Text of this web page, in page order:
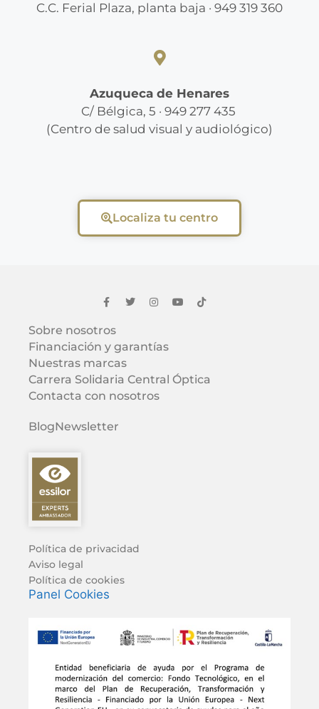
C.C. Ferial Plaza, planta baja · 949 319 360
Azuqueca de Henares
C/ Bélgica, 5 · 949 277 435
(Centro de salud visual y audiológico)
Localiza tu centro
Sobre nosotros
Financiación y garantías
Nuestras marcas
Carrera Solidaria Central Óptica
Contacta con nosotros
BlogNewsletter
Política de privacidad
Aviso legal
Política de cookies
Panel Cookies